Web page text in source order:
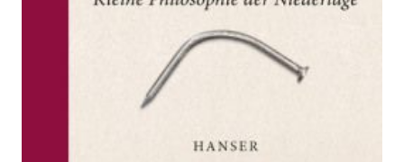
208 Seiten
ISBN: 978-3-